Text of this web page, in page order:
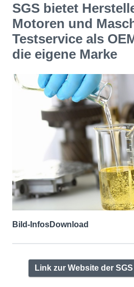
SGS bietet
Motoren und
Testservice als
die eigene Marke
Bild-InfosDownload
Link zur Website der